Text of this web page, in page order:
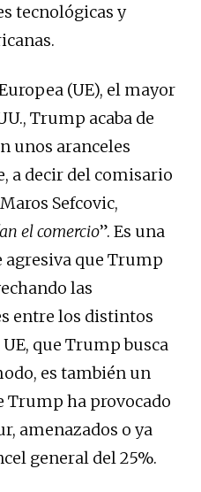
tecnológicas y
(UE), el mayor
Trump acaba de
unos aranceles
a decir del comisario
Sefcovic,
el comercio”. Es una
que Trump
las
entre los distintos
que Trump busca
es también un
Trump ha provocado
amenazados o ya
general del 25%.